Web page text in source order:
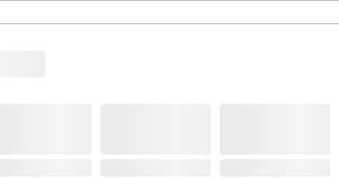
長期間敷きつめたままにしておくと、床面